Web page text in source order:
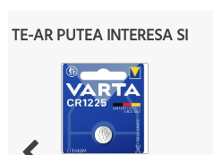
TE-AR PUTEA INTERESA SI